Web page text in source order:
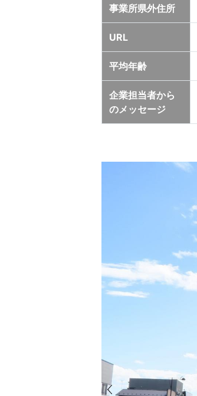
事業所県外住所
URL
平均年齢
企業担当者から
のメッセージ